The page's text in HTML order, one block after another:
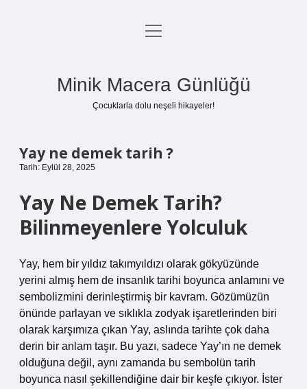
Anasayfa
menüyü
Minik Macera Günlüğü
Çocuklarla dolu neşeli hikayeler!
Yay ne demek tarih ?
Tarih: Eylül 28, 2025
Yay Ne Demek Tarih?
Bilinmeyenlere Yolculuk
Yay, hem bir yıldız takımyıldızı olarak gökyüzünde
yerini almış hem de insanlık tarihi boyunca anlamını ve
sembolizmini derinleştirmiş bir kavram. Gözümüzün
önünde parlayan ve sıklıkla zodyak işaretlerinden biri
olarak karşımıza çıkan Yay, aslında tarihte çok daha
derin bir anlam taşır. Bu yazı, sadece Yay’ın ne demek
olduğuna değil, aynı zamanda bu sembolün tarih
boyunca nasıl şekillendiğine dair bir keşfe çıkıyor. İster